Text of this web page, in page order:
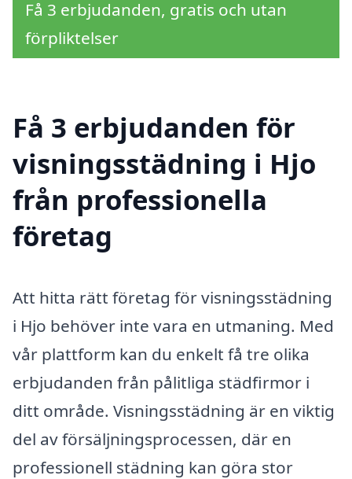
Få 3 erbjudanden, gratis och utan
förpliktelser
Få 3 erbjudanden för
visningsstädning i Hjo
från professionella
företag
Att hitta rätt företag för visningsstädning
i Hjo behöver inte vara en utmaning. Med
vår plattform kan du enkelt få tre olika
erbjudanden från pålitliga städfirmor i
ditt område. Visningsstädning är en viktig
del av försäljningsprocessen, där en
professionell städning kan göra stor